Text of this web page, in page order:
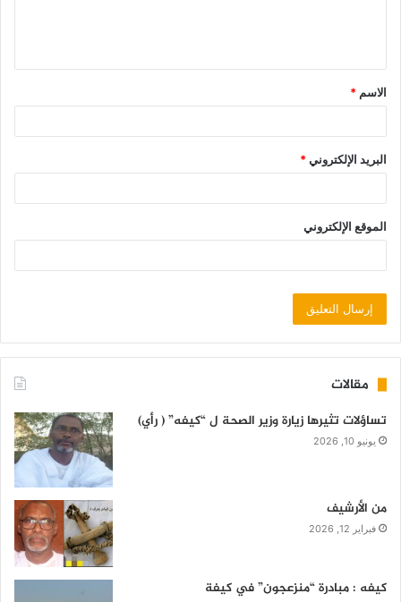
الاسم *
البريد الإلكتروني*
الموقع الإلكتروني
مقالات
تساؤلات تثيرها زيارة وزير الصحة ل “كيفه” ( رأي)
يونيو 10, 2026
من الأرشيف
فبراير 12, 2026
كيفه : مبادرة “منزعجون” في كيفة